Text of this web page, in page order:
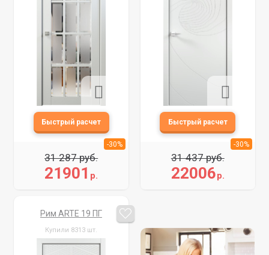
21901 р.
31 287 руб.
-30%
22006р.
31 437 руб.
-30%
Рим ARTE 19 ПГ
Купили 8313 шт.